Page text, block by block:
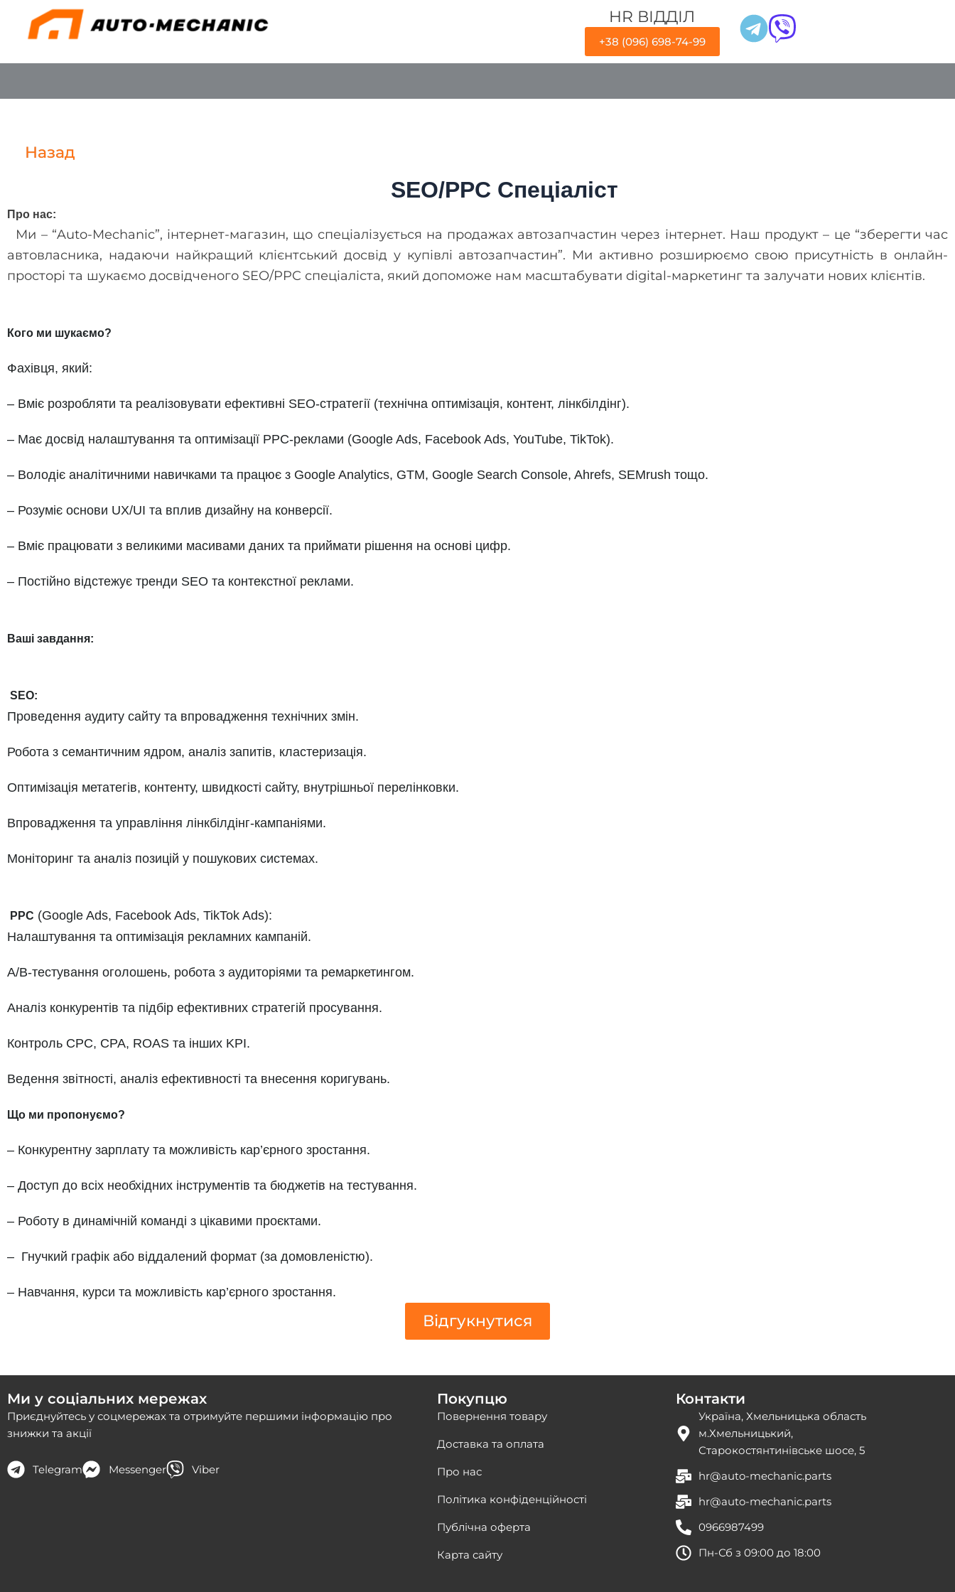
Перейти
HR ВІДДІЛ
+38 (096) 698-74-99
Назад
SEO/PPC Спеціаліст
Про нас:
Ми – “Auto-Mechanic”, інтернет-магазин, що спеціалізується на продажах автозапчастин через інтернет. Наш продукт – це “зберегти час
автовласника, надаючи найкращий клієнтський досвід у купівлі автозапчастин”. Ми активно розширюємо свою присутність в онлайн-
просторі та шукаємо досвідченого SEO/PPC спеціаліста, який допоможе нам масштабувати digital-маркетинг та залучати нових клієнтів.
Кого ми шукаємо?
Фахівця, який:
– Вміє розробляти та реалізовувати ефективні SEO-стратегії (технічна оптимізація, контент, лінкбілдінг).
– Має досвід налаштування та оптимізації PPC-реклами (Google Ads, Facebook Ads, YouTube, TikTok).
– Володіє аналітичними навичками та працює з Google Analytics, GTM, Google Search Console, Ahrefs, SEMrush тощо.
– Розуміє основи UX/UI та вплив дизайну на конверсії.
– Вміє працювати з великими масивами даних та приймати рішення на основі цифр.
– Постійно відстежує тренди SEO та контекстної реклами.
Ваші завдання:
SEO:
Проведення аудиту сайту та впровадження технічних змін.
Робота з семантичним ядром, аналіз запитів, кластеризація.
Оптимізація метатегів, контенту, швидкості сайту, внутрішньої перелінковки.
Впровадження та управління лінкбілдінг-кампаніями.
Моніторинг та аналіз позицій у пошукових системах.
PPC (Google Ads, Facebook Ads, TikTok Ads):
Налаштування та оптимізація рекламних кампаній.
A/B-тестування оголошень, робота з аудиторіями та ремаркетингом.
Аналіз конкурентів та підбір ефективних стратегій просування.
Контроль CPC, CPA, ROAS та інших KPI.
Ведення звітності, аналіз ефективності та внесення коригувань.
Що ми пропонуємо?
– Конкурентну зарплату та можливість кар’єрного зростання.
– Доступ до всіх необхідних інструментів та бюджетів на тестування.
– Роботу в динамічній команді з цікавими проєктами.
– Гнучкий графік або віддалений формат (за домовленістю).
– Навчання, курси та можливість кар’єрного зростання.
Відгукнутися
Ми у соціальних мережах
Приєднуйтесь у соцмережах та отримуйте першими інформацію про
знижки та акції
Telegram Messenger Viber
Покупцю
Повернення товару
Доставка та оплата
Про нас
Політика конфіденційності
Публічна оферта
Карта сайту
Контакти
Україна, Хмельницька область
м.Хмельницький,
Старокостянтинівське шосе, 5
hr@auto-mechanic.parts
hr@auto-mechanic.parts
0966987499
Пн-Сб з 09:00 до 18:00